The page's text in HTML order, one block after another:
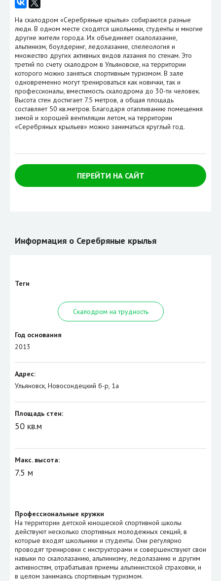
На скалодром «Серебряные крылья» собираются разные
люди. В одном месте сходятся школьники, студенты и многие
другие жители города. Их объединяет скалолазание,
альпинизм, боулдеринг, ледолазание, спелеология и
множество других активных видов лазания по стенам. Это
третий по счету скалодром в Ульяновске, на территории
которого можно заняться спортивным туризмом. В зале
одновременно могут тренироваться как новички, так и
профессионалы, вместимость скалодрома до 30-ти человек.
Высота стен достигает 7.5 метров, а общая площадь
составляет 50 кв.метров. Благодаря отапливанию помещения
зимой и хорошей вентиляции летом, на территории
«Серебряных крыльев» можно заниматься круглый год.
ПЕРЕЙТИ НА САЙТ
Информация о Серебряные крылья
Теги
Скалодром на трудность
Год основания
2013
Адрес:
Ульяновск, Новосондецкий б-р, 1a
Площадь стен:
50 кв.м
Макс. высота:
7.5 м
Профессиональные кружки
На территории детской юношеской спортивной школы
действуют несколько спортивных молодежных секций, в
которые входят школьники и студенты. Они регулярно
проводят тренировки с инструкторами и совершенствуют свои
навыки по скалолазанию, альпинизму, ледолазанию и другим
активностям, отрабатывая приемы альпинистской страховки, и
в целом занимаясь спортивным туризмом.